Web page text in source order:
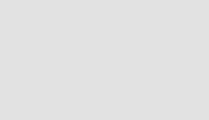
augustus.
in onze showroom, die
openingstijden.